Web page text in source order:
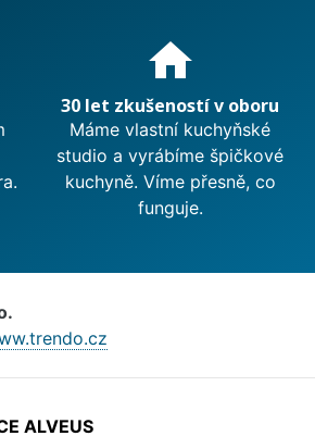
home
30 let zkušeností v oboru
Máme vlastní kuchyňské
studio a vyrábíme špičkové
kuchyně. Víme přesně, co
funguje.
ALVEUS